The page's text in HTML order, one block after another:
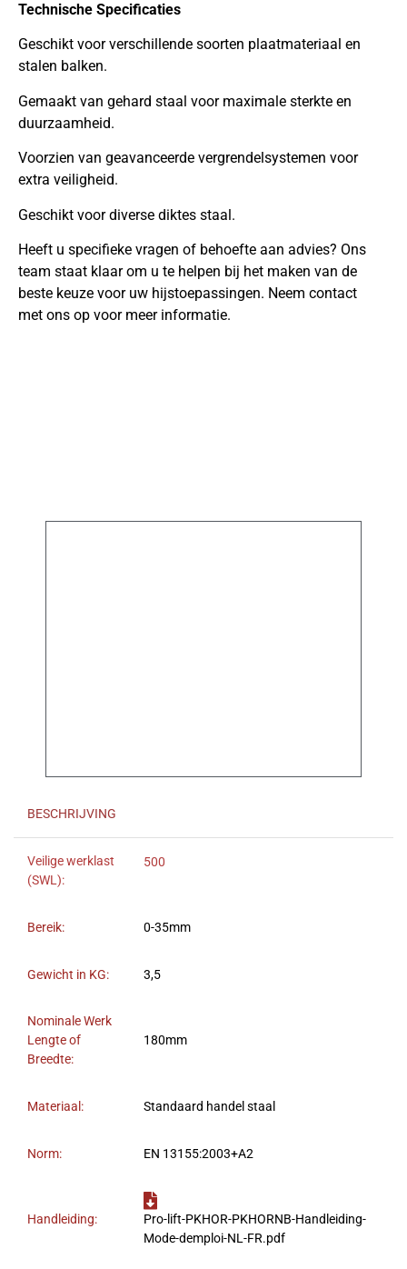
Technische Specificaties
Geschikt voor verschillende soorten plaatmateriaal en
stalen balken.
Gemaakt van gehard staal voor maximale sterkte en
duurzaamheid.
Voorzien van geavanceerde vergrendelsystemen voor
extra veiligheid.
Geschikt voor diverse diktes staal.
Heeft u specifieke vragen of behoefte aan advies? Ons
team staat klaar om u te helpen bij het maken van de
beste keuze voor uw hijstoepassingen. Neem contact
met ons op voor meer informatie.
BESCHRIJVING
Veilige werklast
(SWL):
500
Bereik: 0-35mm
Gewicht in KG: 3,5
Nominale Werk
Lengte of
Breedte:
180mm
Materiaal: Standaard handel staal
Norm: EN 13155:2003+A2
Handleiding:
Pro-lift-PKHOR-PKHORNB-Handleiding-
Mode-demploi-NL-FR.pdf